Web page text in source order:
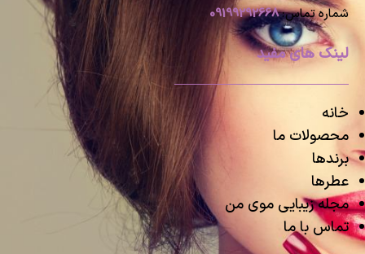
شماره تماس:09199292668
لینک های مفید
خانه
محصولات ما
برندها
عطرها
مجله زیبایی موی من
تماس با ما